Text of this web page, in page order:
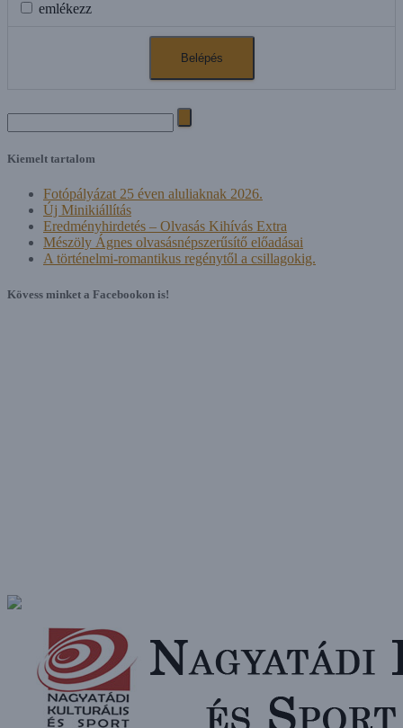
emlékezz
Search
for:
Kiemelt tartalom
Fotópályázat 25 éven aluliaknak 2026.
Új Minikiállítás
Eredményhirdetés – Olvasás Kihívás Extra
Mészöly Ágnes olvasásnépszerűsítő előadásai
A történelmi-romantikus regénytől a csillagokig.
Kövess minket a Facebookon is!